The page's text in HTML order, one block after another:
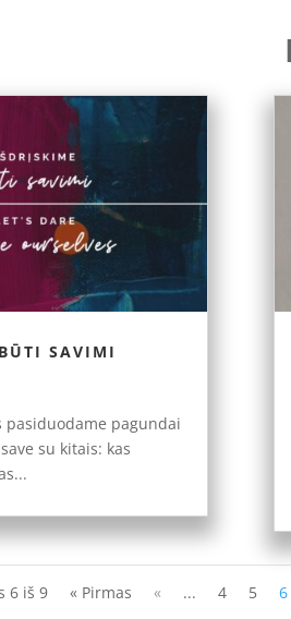
SAVIMI
pasiduodame pagundai
su kitais: kas
6 iš 9 « Pirmas « ... 4 5 6